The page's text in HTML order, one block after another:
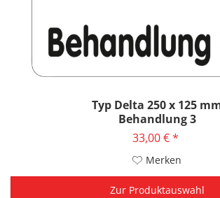
Typ Delta 250 x 125
Behandlung 3
33,00 € *
Merken
Zur Produktauswahl